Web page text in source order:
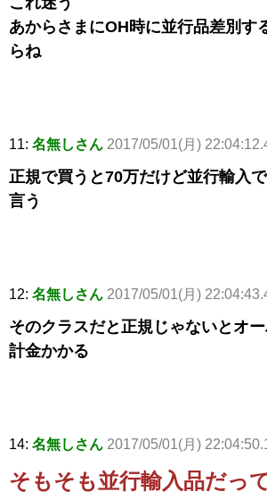
あからさまにOH時に並行品差別す
らね
11: 名無しさん 2017/05/01(月)
正規で買うと70万だけど並行輸入
言う
12: 名無しさん 2017/05/01(月)
そのクラスだと正規じゃないとオ
計金かかる
14: 名無しさん 2017/05/01(月)
そもそも並行輸入品だっ